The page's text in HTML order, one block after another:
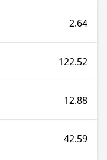
2.64
122.52
12.88
42.59